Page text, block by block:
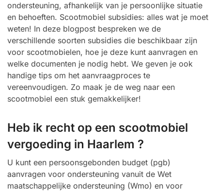
ondersteuning, afhankelijk van je persoonlijke situatie
en behoeften. Scootmobiel subsidies: alles wat je moet
weten! In deze blogpost bespreken we de
verschillende soorten subsidies die beschikbaar zijn
voor scootmobielen, hoe je deze kunt aanvragen en
welke documenten je nodig hebt. We geven je ook
handige tips om het aanvraagproces te
vereenvoudigen. Zo maak je de weg naar een
scootmobiel een stuk gemakkelijker!
Heb ik recht op een scootmobiel
vergoeding in Haarlem ?
U kunt een persoonsgebonden budget (pgb)
aanvragen voor ondersteuning vanuit de Wet
maatschappelijke ondersteuning (Wmo) en voor